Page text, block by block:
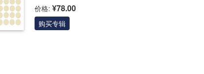
价格: ¥78.00
购买专辑